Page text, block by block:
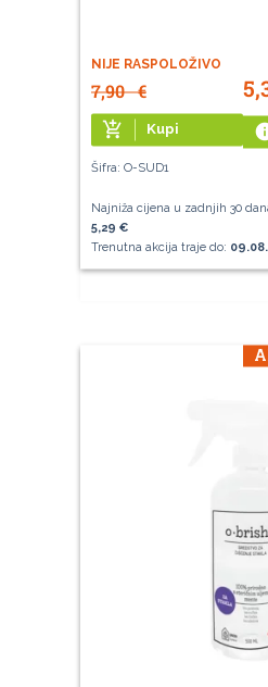
NIJE RASPOLOŽIVO
7,90€
add_shopping_cart Kupi
Šifra: O-SUD1
Najniža cijena u zadnjih 30
5,29 €
Trenutna akcija traje do: